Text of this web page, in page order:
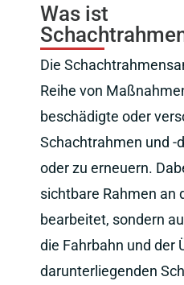
Was ist
Die
Reihe von
beschädigte oder
Schachtrahmen und -
oder zu erneuern.
sichtbare Rahmen an
bearbeitet, sondern
die Fahrbahn und der
darunterliegenden